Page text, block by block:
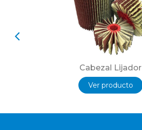
Cabezal Lijador
Ver producto